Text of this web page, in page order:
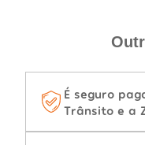
É seguro
Trânsito e a